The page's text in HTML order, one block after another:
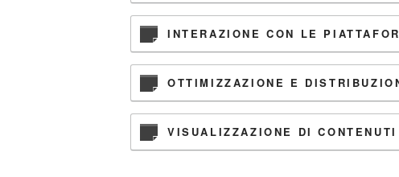
INTERAZIONE CON LE
OTTIMIZZAZIONE E
VISUALIZZAZIONE DI